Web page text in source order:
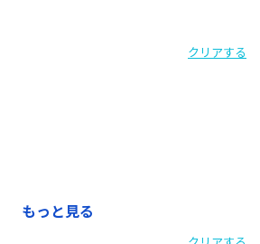
クリアする
もっと見る